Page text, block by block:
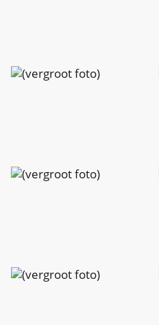
Charlotte
Peeters
Charlotte
Peeters
Charlotte
Peeters